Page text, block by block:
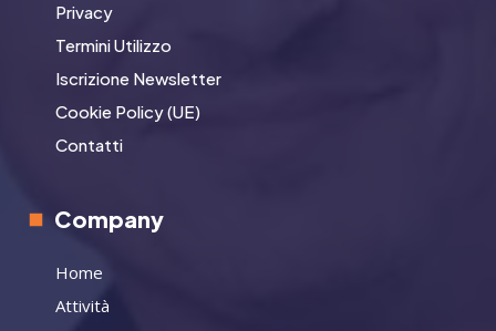
Privacy
Termini Utilizzo
Iscrizione Newsletter
Cookie Policy (UE)
Contatti
Company
Home
Attività